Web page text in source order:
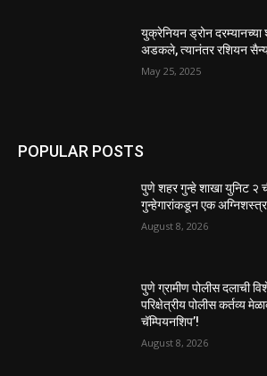
युक्रेनियन ड्रोन दरम्यानच्या
अडकले, त्यानंतर रशियन
May 25, 2025
POPULAR POSTS
पुणे शहर गुन्हे शाखा युनिट २
गुन्हेगारांकडून एक
August 8, 2026
पुणे ग्रामीण पोलीस दलाची
परिक्षेत्रीय पोलीस कर्तव्य
चॅम्पियनशिप’!
August 8, 2026